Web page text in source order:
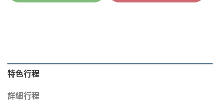
特色行程
詳細行程